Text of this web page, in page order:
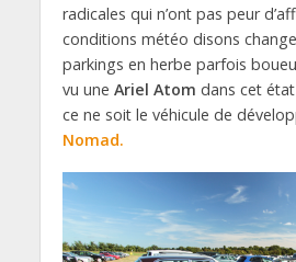
radicales qui n’ont pas peur
conditions météo disons
parkings en herbe parfois
vu une Ariel Atom dans cet
ce ne soit le véhicule de
Nomad.